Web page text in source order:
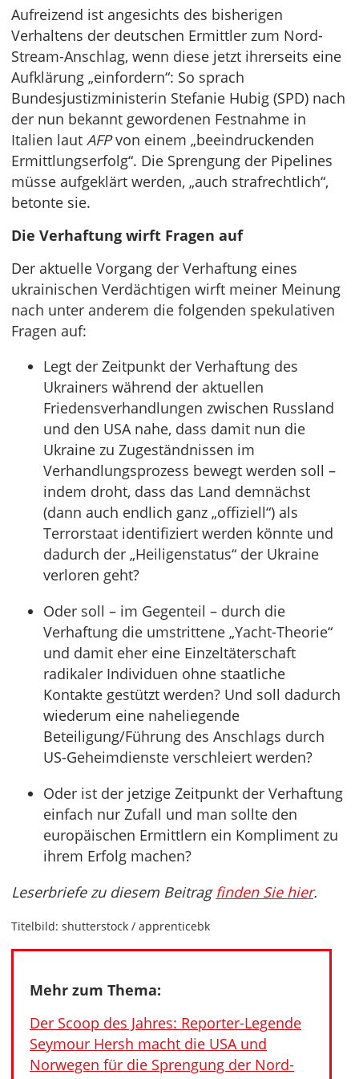
Aufreizend ist angesichts des bisherigen
Verhaltens der deutschen Ermittler zum Nord-
Stream-Anschlag, wenn diese jetzt ihrerseits eine
Aufklärung „einfordern“: So sprach
Bundesjustizministerin Stefanie Hubig (SPD) nach
der nun bekannt gewordenen Festnahme in
Italien laut AFPvon einem „beeindruckenden
Ermittlungserfolg“. Die Sprengung der Pipelines
müsse aufgeklärt werden, „auch strafrechtlich“,
betonte sie.
Die Verhaftung wirft Fragen auf
Der aktuelle Vorgang der Verhaftung eines
ukrainischen Verdächtigen wirft meiner Meinung
nach unter anderem die folgenden spekulativen
Fragen auf:
Legt der Zeitpunkt der Verhaftung des
Ukrainers während der aktuellen
Friedensverhandlungen zwischen Russland
und den USA nahe, dass damit nun die
Ukraine zu Zugeständnissen im
Verhandlungsprozess bewegt werden soll –
indem droht, dass das Land demnächst
(dann auch endlich ganz „offiziell“) als
Terrorstaat identifiziert werden könnte und
dadurch der „Heiligenstatus“ der Ukraine
verloren geht?
Oder soll – im Gegenteil – durch die
Verhaftung die umstrittene „Yacht-Theorie“
und damit eher eine Einzeltäterschaft
radikaler Individuen ohne staatliche
Kontakte gestützt werden? Und soll dadurch
wiederum eine naheliegende
Beteiligung/Führung des Anschlags durch
US-Geheimdienste verschleiert werden?
Oder ist der jetzige Zeitpunkt der Verhaftung
einfach nur Zufall und man sollte den
europäischen Ermittlern ein Kompliment zu
ihrem Erfolg machen?
Leserbriefe zu diesem Beitrag finden Sie hier.
Titelbild: shutterstock / apprenticebk
Mehr zum Thema:
Der Scoop des Jahres: Reporter-Legende
Seymour Hersh macht die USA und
Norwegen für die Sprengung der Nord-